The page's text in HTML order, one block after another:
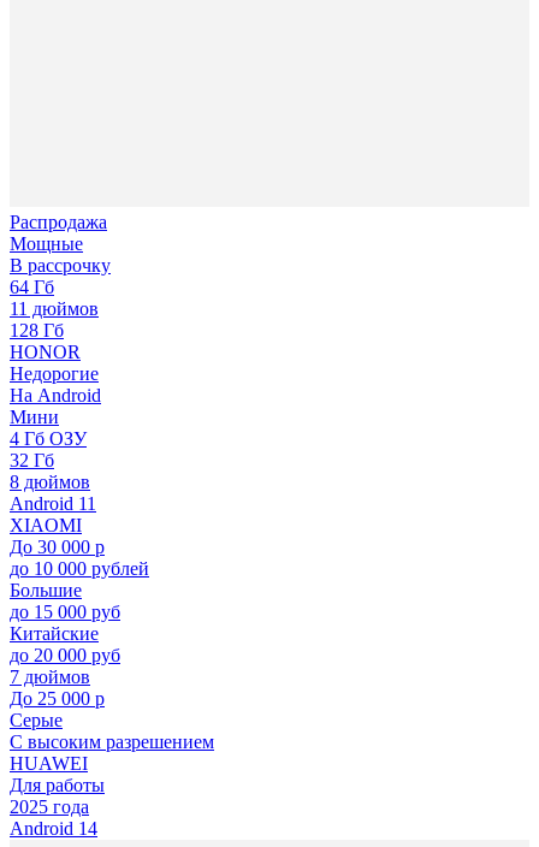
Распродажа
Мощные
В рассрочку
64 Гб
11 дюймов
128 Гб
HONOR
Недорогие
На Android
Мини
4 Гб ОЗУ
32 Гб
8 дюймов
Android 11
XIAOMI
До 30 000 р
до 10 000 рублей
Большие
до 15 000 руб
Китайские
до 20 000 руб
7 дюймов
До 25 000 р
Серые
С высоким разрешением
HUAWEI
Для работы
2025 года
Android 14